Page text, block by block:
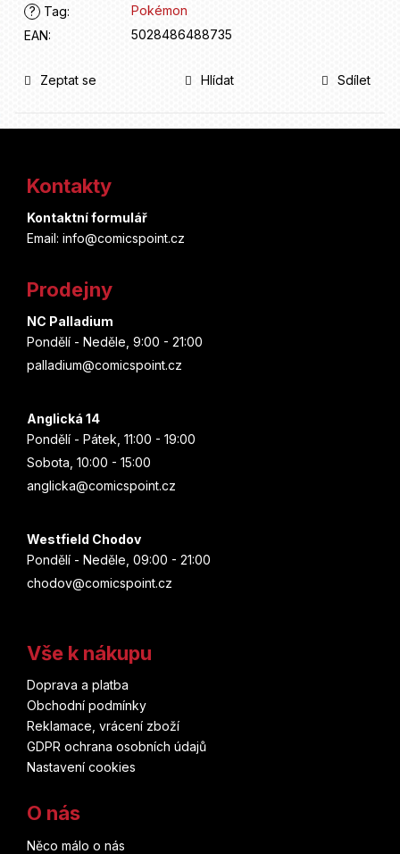
?
Tag:
Pokémon
EAN: 5028486488735
Zeptat se Hlídat Sdílet
Kontakty
Kontaktní formulář
Email: info@comicspoint.cz
Prodejny
NC Palladium
Pondělí - Neděle, 9:00 - 21:00
palladium@comicspoint.cz
Anglická 14
Pondělí - Pátek, 11:00 - 19:00
Sobota, 10:00 - 15:00
anglicka@comicspoint.cz
Westfield Chodov
Pondělí - Neděle, 09:00 - 21:00
chodov@comicspoint.cz
Vše k nákupu
Doprava a platba
Obchodní podmínky
Reklamace, vrácení zboží
GDPR ochrana osobních údajů
Nastavení cookies
O nás
Něco málo o nás